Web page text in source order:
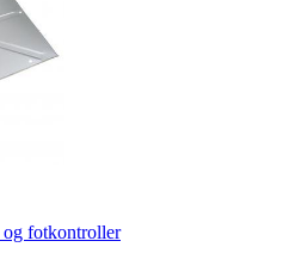
og fotkontroller